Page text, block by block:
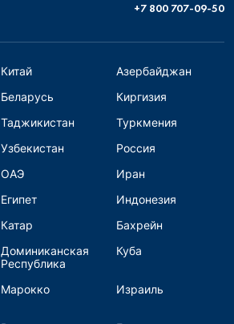
+7 800 707-09-50
Китай
Азербайджан
Беларусь
Киргизия
Таджикистан
Туркмения
Узбекистан
Россия
ОАЭ
Иран
Египет
Индонезия
Катар
Бахрейн
Доминиканская
Республика
Куба
Марокко Израиль